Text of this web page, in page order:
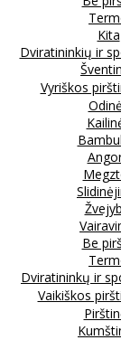
Kita
Dviratininkių ir
Vyriškos
Be
Dviratininkų ir
Vaikiškos